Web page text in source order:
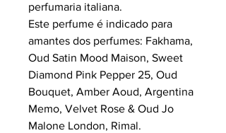
perfumaria italiana.
Este perfume é indicado para
amantes dos perfumes: Fakhama,
Oud Satin Mood Maison, Sweet
Diamond Pink Pepper 25, Oud
Bouquet, Amber Aoud, Argentina
Memo, Velvet Rose & Oud Jo
Malone London, Rimal.